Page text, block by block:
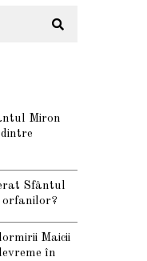
Miron
Sfântul
orfanilor?
Maicii
în